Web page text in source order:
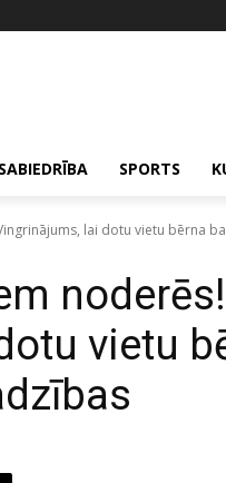
SABIEDRĪBA SPORTS
lai dotu vietu bērna
noderēs!
vietu